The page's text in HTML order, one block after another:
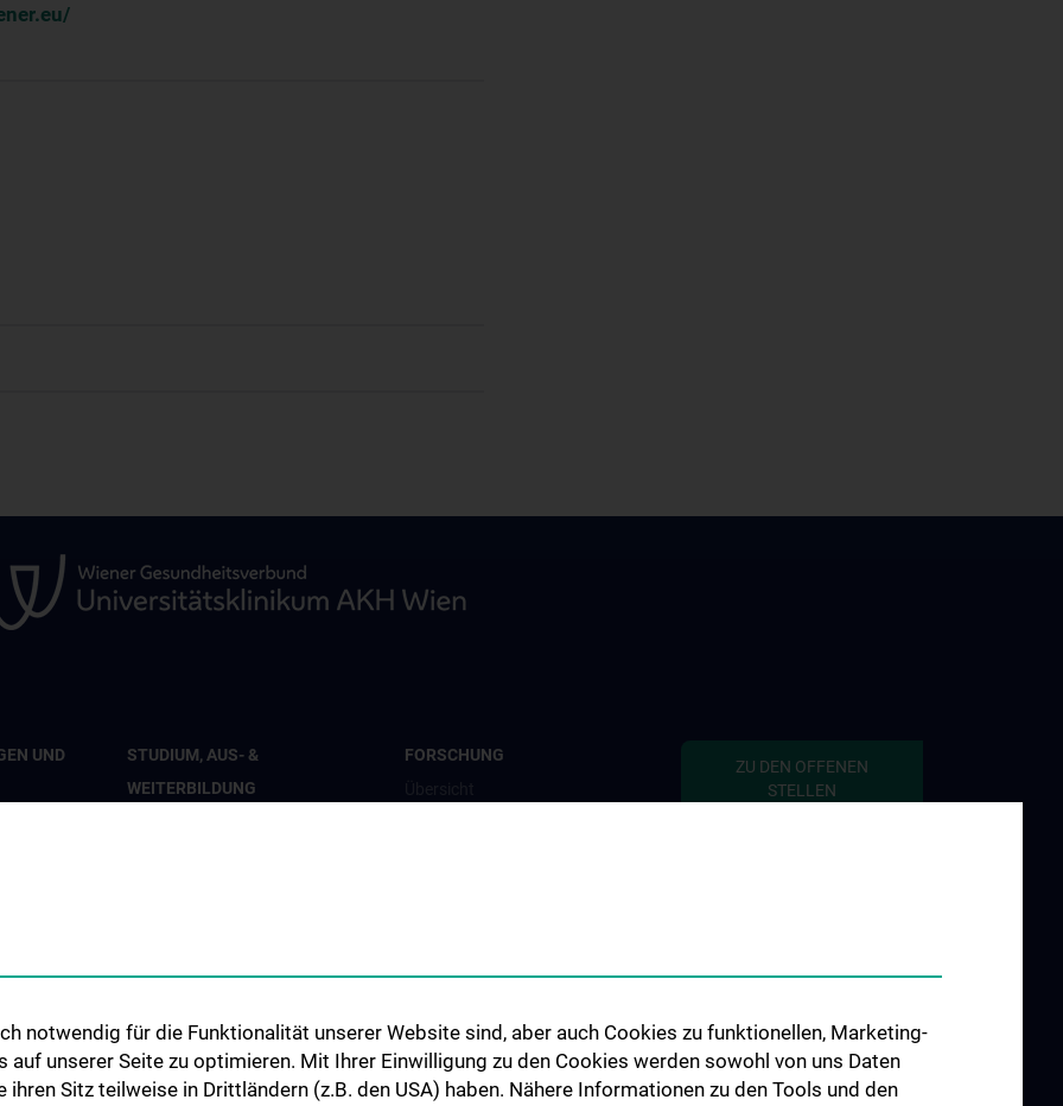
UND
STUDIUM, AUS- &
WEITERBILDUNG
Epidemiology
KPJ Public Health
FORSCHUNG
Studienteilnahme S2H - Amber
Study
Studienteilnahme INFUSE
ZU DEN OFFENEN
STELLEN
notwendig für die Funktionalität unserer Website sind, aber auch Cookies zu funktionellen, Marketing-
unserer Seite zu optimieren. Mit Ihrer Einwilligung zu den Cookies werden sowohl von uns Daten
Sitz teilweise in Drittländern (z.B. den USA) haben. Nähere Informationen zu den Tools und den